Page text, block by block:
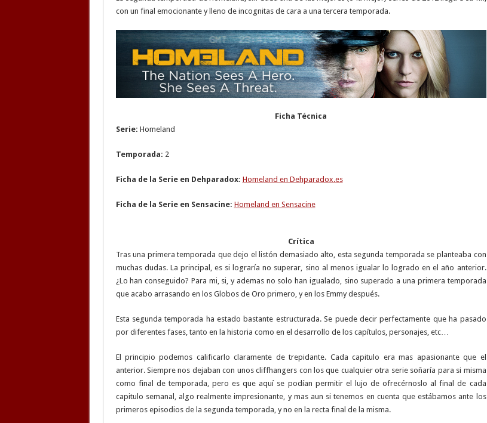
con un final emocionante y lleno de incognitas de cara a una tercera temporada.
Ficha Técnica
Serie: Homeland
Temporada: 2
Ficha de la Serie en Dehparadox: Homeland en Dehparadox.es
Ficha de la Serie en Sensacine: Homeland en Sensacine
Crítica
Tras una primera temporada que dejo el listón demasiado alto, esta segunda temporada se planteaba con
muchas dudas. La principal, es si lograría no superar, sino al menos igualar lo logrado en el año anterior.
¿Lo han conseguido? Para mi, si, y ademas no solo han igualado, sino superado a una primera temporada
que acabo arrasando en los Globos de Oro primero, y en los Emmy después.
Esta segunda temporada ha estado bastante estructurada. Se puede decir perfectamente que ha pasado
por diferentes fases, tanto en la historia como en el desarrollo de los capítulos, personajes, etc…
El principio podemos calificarlo claramente de trepidante. Cada capitulo era mas apasionante que el
anterior. Siempre nos dejaban con unos cliffhangers con los que cualquier otra serie soñaría para si misma
como final de temporada, pero es que aquí se podían permitir el lujo de ofrecérnoslo al final de cada
capitulo semanal, algo realmente impresionante, y mas aun si tenemos en cuenta que estábamos ante los
primeros episodios de la segunda temporada, y no en la recta final de la misma.